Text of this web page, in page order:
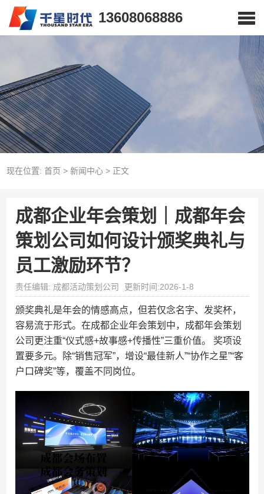
13608068886
现在位置: 首页 > 新闻中心> 正文
成都企业年会策划｜成都年会
策划公司如何设计颁奖典礼与
员工激励环节？
责任编辑: 成都活动策划公司 更新时间:2026-1-8
颁奖典礼是年会的情感高点，但若仅念名字、发奖杯，
容易流于形式。在成都企业年会策划中，成都年会策划
公司更注重“仪式感+故事感+传播性”三重价值。 奖项设
置要多元。除“销售冠军”，增设“最佳新人”“协作之星”“客
户口碑奖”等，覆盖不同岗位。